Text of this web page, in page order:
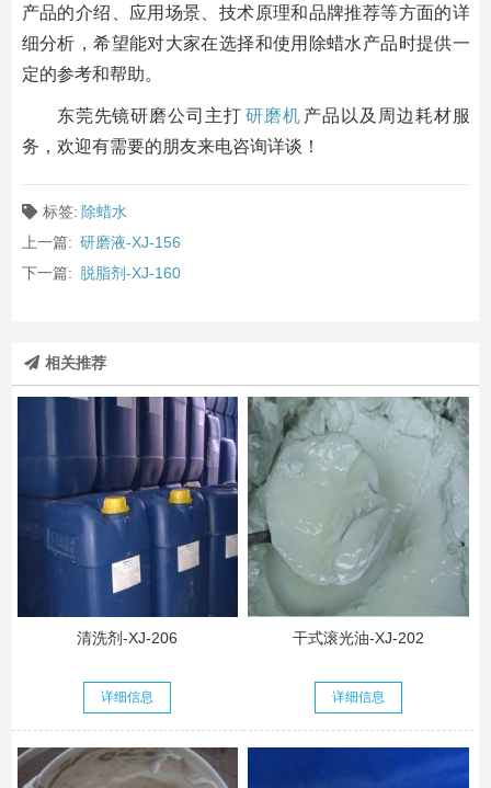
产品的介绍、应用场景、技术原理和品牌推荐等方面的详
细分析，希望能对大家在选择和使用除蜡水产品时提供一
定的参考和帮助。
东莞先镜研磨公司主打 研磨机 产品以及周边耗材服
务，欢迎有需要的朋友来电咨询详谈！
标签: 除蜡水
上一篇: 研磨液-XJ-156
下一篇: 脱脂剂-XJ-160
相关推荐
清洗剂-XJ-206
详细信息
干式滚光油-XJ-202
详细信息